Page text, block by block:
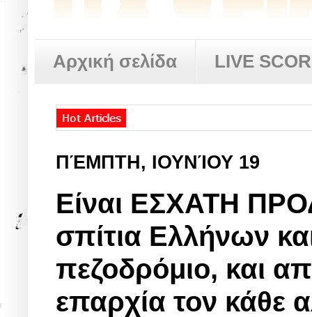
Αρχική σελίδα LIVE
ΠΈΜΠΤΗ, ΙΟΥΝΊΟΥ 19
Είναι ΕΣΧΑΤΗ
σπίτια Ελλήνων
πεζοδρόμιο, και
επαρχία τον κάθε